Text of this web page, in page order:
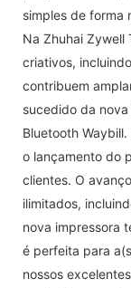
simples de forma
Na Zhuhai Zywell
criativos,
contribuem
sucedido da
Bluetooth
o lançamento do
clientes. O
ilimitados,
nova impressora
é perfeita para
nossos